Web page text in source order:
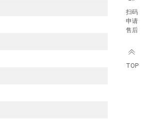
扫码
申请
售后
TOP